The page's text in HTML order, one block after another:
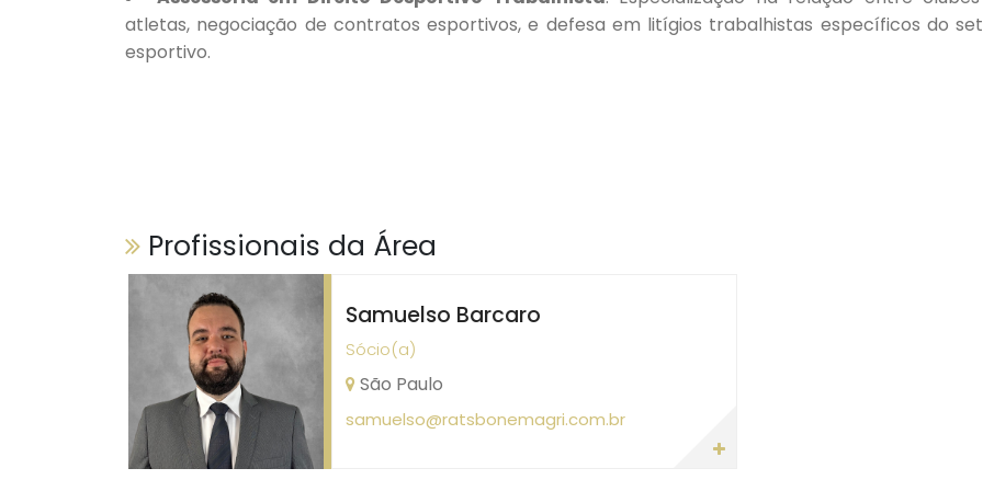
atletas, negociação de contratos esportivos, e defesa em litígios trabalhistas específicos do
esportivo.
Profissionais da Área
Samuelso Barcaro
Sócio(a)
São Paulo
samuelso@ratsbonemagri.com.br